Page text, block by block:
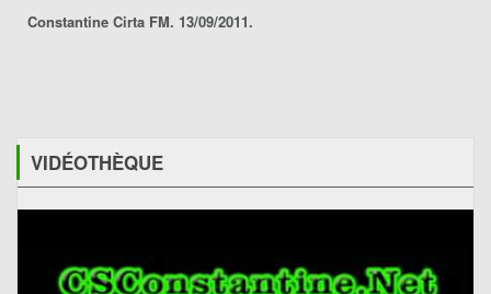
Constantine Cirta FM. 13/09/2011.
VIDÉOTHÈQUE